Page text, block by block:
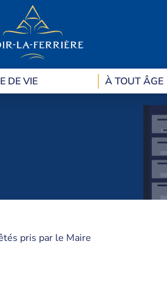
DE VIE À TOUT ÂGE
pris par le Maire